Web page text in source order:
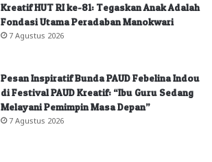
Kreatif HUT RI ke-81: Tegaskan Anak Adalah
Fondasi Utama Peradaban Manokwari
7 Agustus 2026
Pesan Inspiratif Bunda PAUD Febelina Indou
di Festival PAUD Kreatif: “Ibu Guru Sedang
Melayani Pemimpin Masa Depan”
7 Agustus 2026